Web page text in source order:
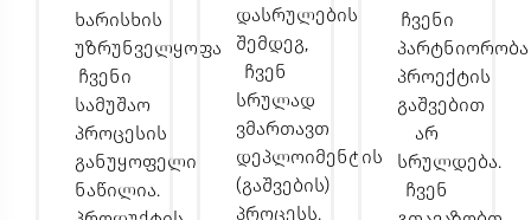
ხარისხის
უზრუნველყოფა
ჩვენი
სამუშაო
პროცესის
განუყოფელი
ნაწილია.
დასრულების
შემდეგ,
ჩვენ
სრულად
ვმართავთ
დეპლოიმენტის
(გაშვების)
პროცესს.
ჩვენი
პარტნიორობა
პროექტის
გაშვებით
არ
სრულდება.
ჩვენ